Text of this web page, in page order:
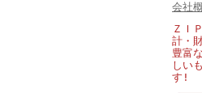
会社
ＺＩ
計・
豊富
しい
す!